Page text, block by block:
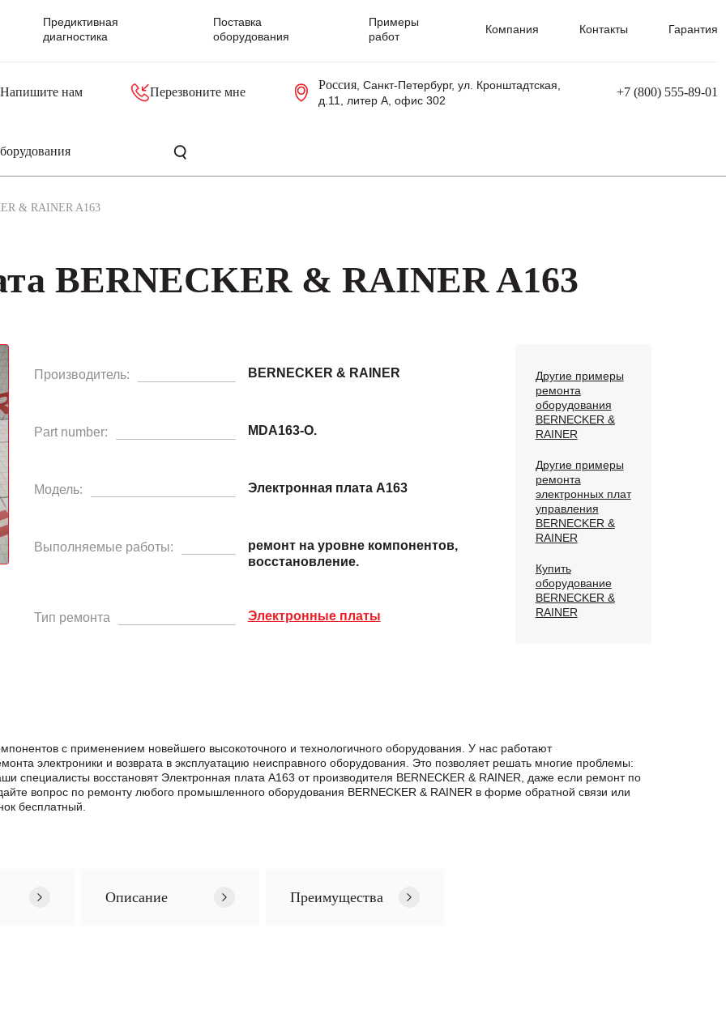
Предиктивная
диагностика
Поставка
оборудования
Примеры
работ
Компания Контакты Гарантия
Напишите нам Перезвоните мне
Россия, Санкт-Петербург, ул. Кронштадтская,
д.11, литер А, офис 302
+7 (800) 555-89-01
& RAINER A163
BERNECKER & RAINER A163
Производитель: BERNECKER & RAINER
Part number: MDA163-O.
Модель: Электронная плата A163
Выполняемые работы:
ремонт на уровне компонентов,
восстановление.
Тип ремонта Электронные платы
Другие примеры
ремонта
оборудования
BERNECKER &
RAINER
Другие примеры
ремонта
электронных плат
управления
BERNECKER &
RAINER
Купить
оборудование
BERNECKER &
RAINER
с применением новейшего высокоточного и технологичного оборудования. У нас работают
электроники и возврата в эксплуатацию неисправного оборудования. Это позволяет решать многие проблемы:
специалисты восстановят Электронная плата A163 от производителя BERNECKER & RAINER, даже если ремонт по
вопрос по ремонту любого промышленного оборудования BERNECKER & RAINER в формe обратной связи или
бесплатный.
Описание Преимущества